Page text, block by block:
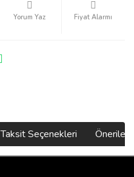
Yorum Yaz Fiyat Alarmı
Taksit Seçenekleri